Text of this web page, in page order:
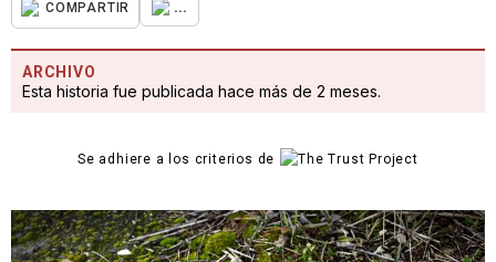
COMPARTIR ...
ARCHIVO
Esta historia fue publicada hace más de 2 meses.
Se adhiere a los criterios de